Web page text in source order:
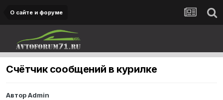
О сайте и форуме
Счётчик сообщений в курилке
АвторAdmin